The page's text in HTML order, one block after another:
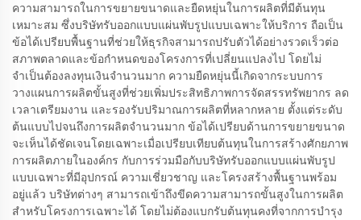
ความสามารถในการขยายขนาดและยืดหยุ่นในการผลิตที่มีต้นทุน
เหมาะสม ซึ่งบริษัทรับออกแบบแผ่นพับรูปแบบเฉพาะให้บริการ ถือเป็น
ข้อได้เปรียบพื้นฐานที่ช่วยให้ธุรกิจสามารถปรับตัวได้อย่างรวดเร็วต่อ
สภาพตลาดและข้อกำหนดของโครงการที่เปลี่ยนแปลงไป โดยไม่
จำเป็นต้องลงทุนเงินจำนวนมาก ความยืดหยุ่นนี้เกิดจากระบบการ
วางแผนการผลิตขั้นสูงที่ช่วยเพิ่มประสิทธิภาพการจัดสรรทรัพยากร ลด
เวลาเตรียมงาน และรองรับปริมาณการผลิตที่หลากหลาย ตั้งแต่ระดับ
ต้นแบบไปจนถึงการผลิตจำนวนมาก ข้อได้เปรียบด้านการขยายขนาด
จะเห็นได้ชัดเจนโดยเฉพาะเมื่อเปรียบเทียบต้นทุนในการสร้างศักยภาพ
การผลิตภายในองค์กร กับการร่วมมือกับบริษัทรับออกแบบแผ่นพับรูป
แบบเฉพาะที่มีอุปกรณ์ ความเชี่ยวชาญ และโครงสร้างพื้นฐานพร้อม
อยู่แล้ว บริษัทต่างๆ สามารถเข้าถึงขีดความสามารถขั้นสูงในการผลิต
สำหรับโครงการเฉพาะได้ โดยไม่ต้องแบกรับต้นทุนคงที่จากการบำรุง